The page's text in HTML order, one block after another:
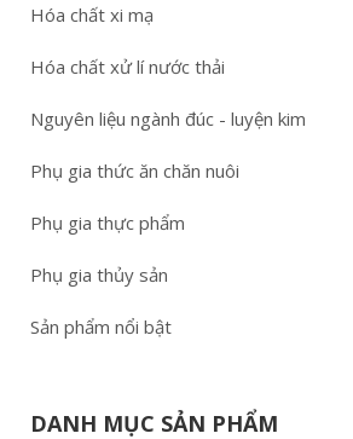
Hóa chất xi mạ
Hóa chất xử lí nước thải
Nguyên liệu ngành đúc - luyện kim
Phụ gia thức ăn chăn nuôi
Phụ gia thực phẩm
Phụ gia thủy sản
Sản phẩm nổi bật
DANH MỤC SẢN PHẨM